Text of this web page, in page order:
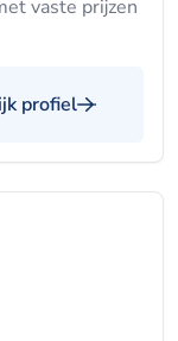
vaste prijzen
profiel